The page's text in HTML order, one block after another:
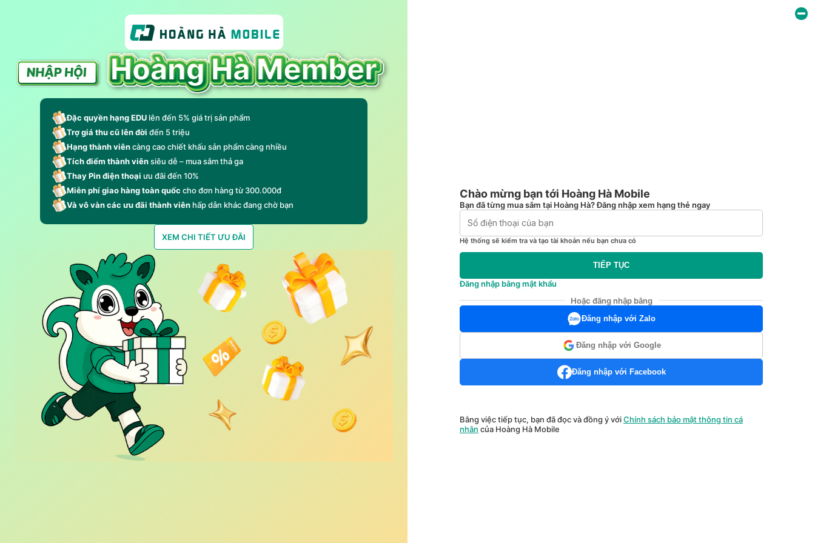
Đặc quyền hạng EDU lên đến 5% giá trị sản phẩm
Trợ giá thu cũ lên đời đến 5 triệu
Hạng thành viêncàng cao chiết khấu sản phẩm càng nhiều
Tích điểm thành viênsiêu dễ – mua sắm thả ga
Thay Pin điện thoại ưu đãi đến 10%
Miễn phí giao hàng toàn quốccho đơn hàng từ 300.000đ
Và vô vàn các ưu đãi thành viên hấp dẫn khác đang chờ bạn
XEM CHI TIẾT ƯU ĐÃI
Chào mừng bạn tới Hoàng Hà Mobile
Bạn đã từng mua sắm tại Hoàng Hà? Đăng nhập xem hạng thẻ ngay
Hệ thống sẽ kiểm tra và tạo tài khoản nếu bạn chưa có
TIẾP TỤC
Đăng nhập bằng mật khẩu
Hoặc đăng nhập bằng
Đăng nhập với Zalo
Đăng nhập với Google
Đăng nhập với Facebook
Bằng việc tiếp tục, bạn đã đọc và đồng ý vớiChính sách bảo mật thông tin cá
nhân của Hoàng Hà Mobile